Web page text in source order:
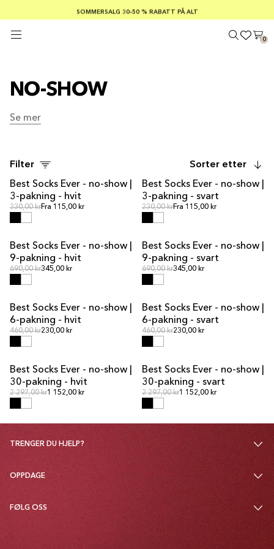
SOMMERSALG 30–50 % RABATT PÅ ALT
GRATIS FRAKT PÅ ORDRE OVER €100
TRYGGE BETALINGER MED KLARNA
0
NO-SHOW
Se mer
Filter
Sorter etter
Best Socks Ever - no-show |
3-pakning - hvit
Ordinær pris
230,00 krOrdinær pris
Fra 115,00 kr
Best Socks Ever - no-show |
3-pakning - svart
Ordinær pris
230,00 krOrdinær pris
Fra 115,00 kr
MULTIPAKKETILBUD
Best Socks Ever - no-show |
9-pakning - hvit
Ordinær pris
690,00 krOrdinær pris
345,00 kr
MULTIPACK OFFER
Best Socks Ever - no-show |
9-pakning - svart
Ordinær pris
690,00 krOrdinær pris
345,00 kr
MULTIPAKKETILBUD
Best Socks Ever - no-show |
6-pakning - hvit
Ordinær pris
460,00 krOrdinær pris
230,00 kr
MULTIPAKKETILBUD
Best Socks Ever - no-show |
6-pakning - svart
Ordinær pris
460,00 krOrdinær pris
230,00 kr
MULTIPAKKETILBUD
Best Socks Ever - no-show |
30-pakning - hvit
Ordinær pris
2 297,00 krOrdinær pris
1 152,00 kr
MULTIPAKKETILBUD
Best Socks Ever - no-show |
30-pakning - svart
Ordinær pris
2 297,00 krOrdinær pris
1 152,00 kr
TRENGER DU HJELP?
OPPDAGE
FØLG OSS